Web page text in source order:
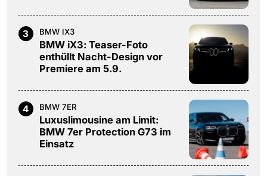
3 BMW IX3
BMW iX3: Teaser-Foto
enthüllt Nacht-Design vor
Premiere am 5.9.
4 BMW 7ER
Luxuslimousine am Limit:
BMW 7er Protection G73 im
Einsatz